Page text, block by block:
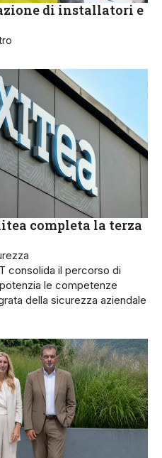
di installatori e
completa la terza
consolida il percorso di
le competenze
della sicurezza aziendale